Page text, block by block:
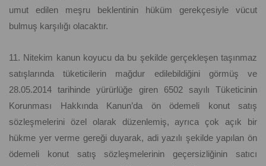
umut edilen meşru beklentinin hüküm gerekçesiyle vücut
bulmuş karşılığı olacaktır.
11. Nitekim kanun koyucu da bu şekilde gerçekleşen taşınmaz
satışlarında tüketicilerin mağdur edilebildiğini görmüş ve
28.05.2014 tarihinde yürürlüğe giren 6502 sayılı Tüketicinin
Korunması Hakkında Kanun’da ön ödemeli konut satış
sözleşmelerini özel olarak düzenlemiş, ayrıca çok açık bir
hükme yer verme gereği duyarak, adi yazılı şekilde yapılan ön
ödemeli konut satış sözleşmelerinin geçersizliğinin satıcı